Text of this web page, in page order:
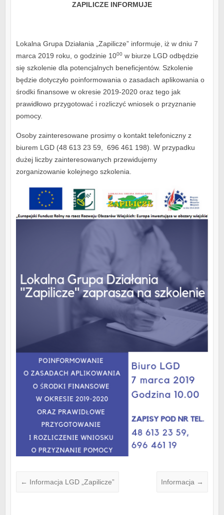
ZAPILICZE INFORMUJE
Lokalna Grupa Działania „Zapilicze” informuje, iż w dniu 7
marca 2019 roku, o godzinie 1000w biurze LGD odbędzie
się szkolenie dla potencjalnych beneficjentów. Szkolenie
będzie dotyczyło poinformowania o zasadach aplikowania o
środki finansowe w okresie 2019-2020 oraz tego jak
prawidłowo przygotować i rozliczyć wniosek o przyznanie
pomocy.
Osoby zainteresowane prosimy o kontakt telefoniczny z
biurem LGD (48 613 23 59, 696 461 198). W przypadku
dużej liczby zainteresowanych przewidujemy
zorganizowanie kolejnego szkolenia.
← Informacja LGD „Zapilicze” Informacja →